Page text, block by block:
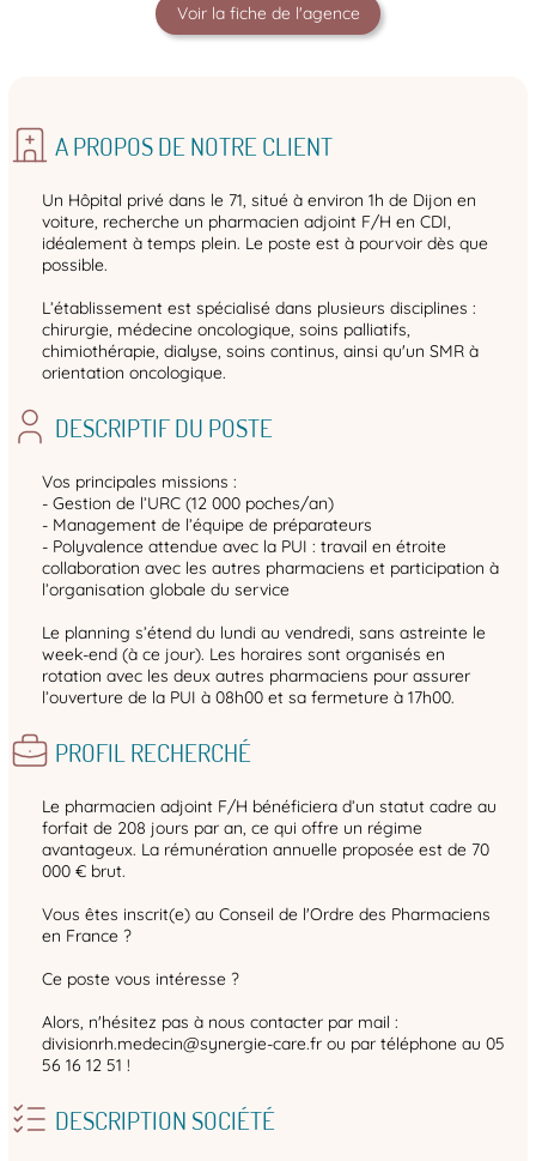
Voir la fiche de l'agence
A PROPOS DE NOTRE CLIENT
Un Hôpital privé dans le 71, situé à environ 1h de Dijon en
voiture, recherche un pharmacien adjoint F/H en CDI,
idéalement à temps plein. Le poste est à pourvoir dès que
possible.
L’établissement est spécialisé dans plusieurs disciplines :
chirurgie, médecine oncologique, soins palliatifs,
chimiothérapie, dialyse, soins continus, ainsi qu'un SMR à
orientation oncologique.
DESCRIPTIF DU POSTE
Vos principales missions :
- Gestion de l’URC (12 000 poches/an)
- Management de l’équipe de préparateurs
- Polyvalence attendue avec la PUI : travail en étroite
collaboration avec les autres pharmaciens et participation à
l’organisation globale du service
Le planning s’étend du lundi au vendredi, sans astreinte le
week-end (à ce jour). Les horaires sont organisés en
rotation avec les deux autres pharmaciens pour assurer
l’ouverture de la PUI à 08h00 et sa fermeture à 17h00.
PROFIL RECHERCHÉ
Le pharmacien adjoint F/H bénéficiera d’un statut cadre au
forfait de 208 jours par an, ce qui offre un régime
avantageux. La rémunération annuelle proposée est de 70
000 € brut.
Vous êtes inscrit(e) au Conseil de l'Ordre des Pharmaciens
en France ?
Ce poste vous intéresse ?
Alors, n'hésitez pas à nous contacter par mail :
divisionrh.medecin@synergie-care.fr ou par téléphone au 05
56 16 12 51 !
DESCRIPTION SOCIÉTÉ